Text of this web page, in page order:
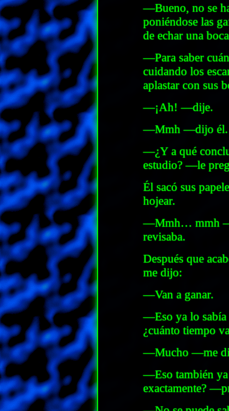
—Bueno, no se
poniéndose las
de echar una
—Para saber
cuidando los
aplastar con sus
—¡Ah! —dije.
—Mmh —dijo él.
—¿Y a qué
estudio? —le
Él sacó sus
hojear.
—Mmh… mmh
revisaba.
Después que
me dijo:
—Van a ganar.
—Eso ya lo
¿cuánto tiempo
—Mucho —me
—Eso también
exactamente?